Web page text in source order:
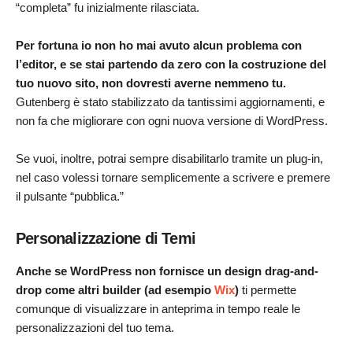
“completa” fu inizialmente rilasciata.
Per fortuna io non ho mai avuto alcun problema con
l’editor, e se stai partendo da zero con la costruzione del
tuo nuovo sito, non dovresti averne nemmeno tu.
Gutenberg è stato stabilizzato da tantissimi aggiornamenti, e
non fa che migliorare con ogni nuova versione di WordPress.
Se vuoi, inoltre, potrai sempre disabilitarlo tramite un plug-in,
nel caso volessi tornare semplicemente a scrivere e premere
il pulsante “pubblica.”
Personalizzazione di Temi
Anche se WordPress non fornisce un design drag-and-
drop come altri builder (ad esempio Wix) ti permette
comunque di visualizzare in anteprima in tempo reale le
personalizzazioni del tuo tema.